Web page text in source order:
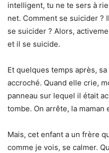
intelligent, tu ne te sers à
net. Comment se suicider ?
se suicider ? Alors,
et il se suicide.
Et quelques temps après,
accroché. Quand elle crie,
panneau sur lequel il était
tombe. On arrête, la maman
Mais, cet enfant a un frère
comme je vois, se calmer.